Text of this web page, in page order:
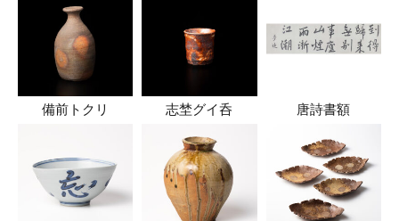
備前トクリ 志埜グイ呑 唐詩書額